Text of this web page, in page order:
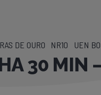
DE OURO NR10 UEN
30 MIN